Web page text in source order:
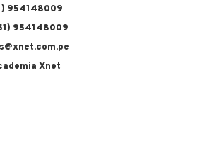
954148009
954148009
Xnet